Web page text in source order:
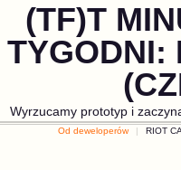
(TF)T
TYGODNI:
Wyrzucamy prototyp i
Od deweloperów RIOT